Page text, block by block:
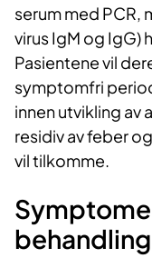
serum med PCR,
virus IgM og IgG)
Pasientene vil
symptomfri
innen utvikling av
residiv av feber
vil tilkomme.
behandling